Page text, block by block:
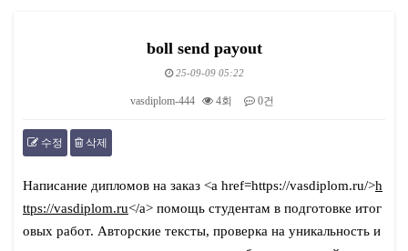
boll send payout
25-09-09 05:22
vasdiplom-444 4회 0건
수정 삭제
Написание дипломов на заказ <a href=https://vasdiplom.ru/>h
ttps://vasdiplom.ru</a> помощь студентам в подготовке итог
овых работ. Авторские тексты, проверка на уникальность и